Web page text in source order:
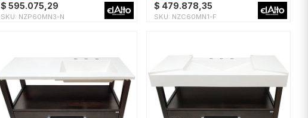
$ 595.075,29
SKU: NZP60MN3-N
$ 479.878,35
SKU: NZC60MN1-F